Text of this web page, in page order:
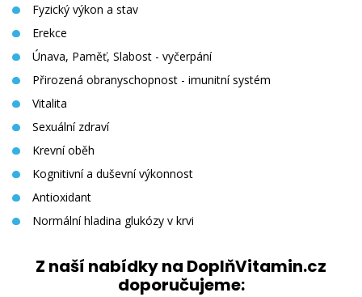
Fyzický výkon a stav
Erekce
Únava, Paměť, Slabost - vyčerpání
Přirozená obranyschopnost - imunitní systém
Vitalita
Sexuální zdraví
Krevní oběh
Kognitivní a duševní výkonnost
Antioxidant
Normální hladina glukózy v krvi
Z naší nabídky na DoplňVitamin.cz
doporučujeme: